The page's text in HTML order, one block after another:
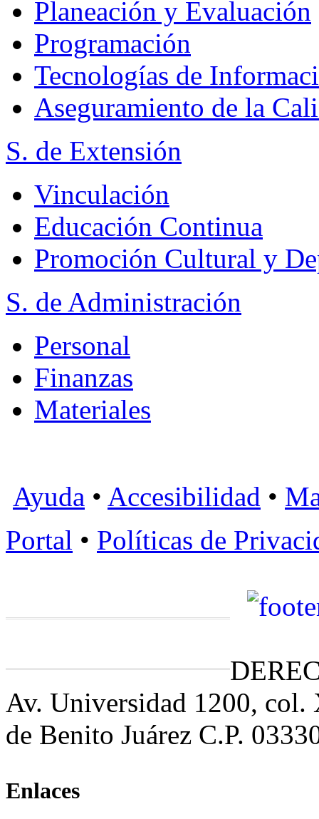
Planeación y Evaluación
Programación
Tecnologías de
Aseguramiento de la
S. de Extensión
Vinculación
Educación Continua
Promoción Cultural y
S. de Administración
Personal
Finanzas
Materiales
Ayuda • Accesibilidad •
Portal • Políticas de
Av. Universidad 1200,
de Benito Juárez C.P.
Enlaces